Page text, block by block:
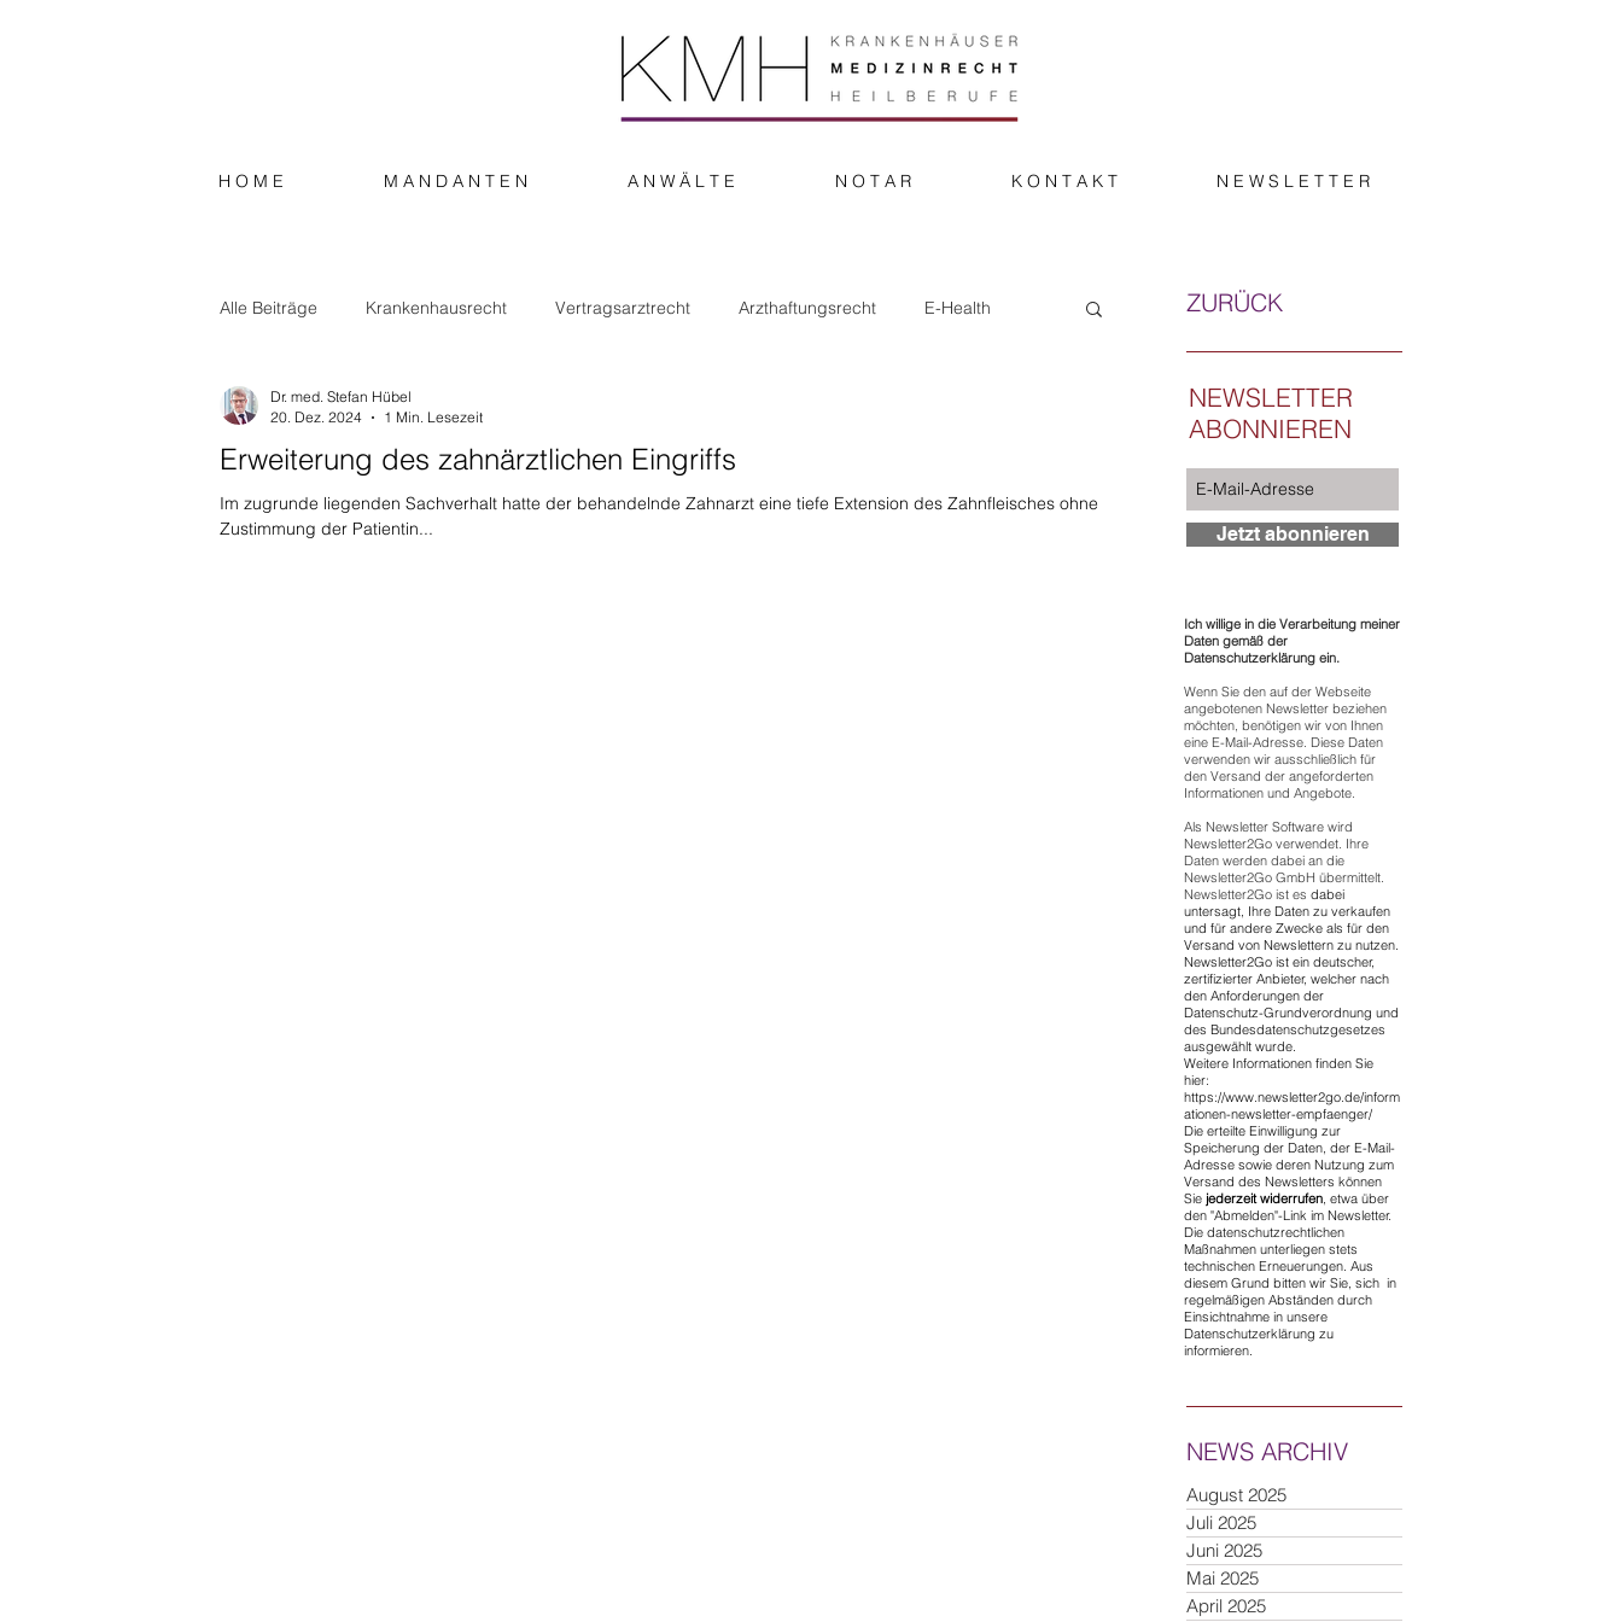
H O M E M A N D A N T E N A N W Ä L T E N O T A R K O N T A K T N E W S L E T T E R
Alle Beiträge Krankenhausrecht Vertragsarztrecht Arzthaftungsrecht E-Health
Strafrecht Steuerrecht
Erweiterung des zahnärztlichen Eingriffs
Im zugrunde liegenden Sachverhalt hatte der behandelnde Zahnarzt eine tiefe Extension des Zahnfleisches ohne
Zustimmung der Patientin...
Dr. med. Stefan Hübel
20. Dez. 2024
1 Min. Lesezeit
ZURÜCK
NEWSLETTER
ABONNIEREN
Jetzt abonnieren
Ich willige in die Verarbeitung meiner
Daten gemäß der
Datenschutzerklärung ein.
Wenn Sie den auf der Webseite
angebotenen Newsletter beziehen
möchten, benötigen wir von Ihnen
eine E-Mail-Adresse. Diese Daten
verwenden wir ausschließlich für
den Versand der angeforderten
Informationen und Angebote.
Als Newsletter Software wird
Newsletter2Go verwendet. Ihre
Daten werden dabei an die
Newsletter2Go GmbH übermittelt.
Newsletter2Go ist es dabei
untersagt, Ihre Daten zu verkaufen
und für andere Zwecke als für den
Versand von Newslettern zu nutzen.
Newsletter2Go ist ein deutscher,
zertifizierter Anbieter, welcher nach
den Anforderungen der
Datenschutz-Grundverordnung und
des Bundesdatenschutzgesetzes
ausgewählt wurde.
Weitere Informationen finden Sie
hier:
https://www.newsletter2go.de/inform
ationen-newsletter-empfaenger/
Die erteilte Einwilligung zur
Speicherung der Daten, der E-Mail-
Adresse sowie deren Nutzung zum
Versand des Newsletters können
Sie jederzeit widerrufen, etwa über
den "Abmelden"-Link im Newsletter.
Die datenschutzrechtlichen
Maßnahmen unterliegen stets
technischen Erneuerungen. Aus
diesem Grund bitten wir Sie, sich in
regelmäßigen Abständen durch
Einsichtnahme in unsere
Datenschutzerklärung zu
informieren.
NEWS ARCHIV
August 2025
Juli 2025
Juni 2025
Mai 2025
April 2025